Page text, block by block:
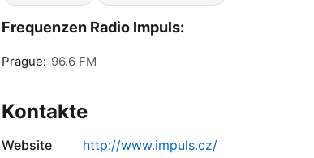
Frequenzen Radio Impuls:
Prague: 96.6 FM
Kontakte
Website http://www.impuls.cz/